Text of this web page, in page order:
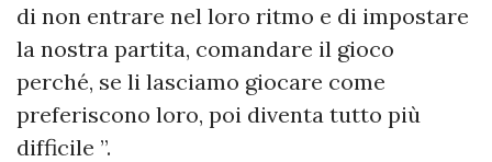
di non entrare nel loro ritmo e di impostare
la nostra partita, comandare il gioco
perché, se li lasciamo giocare come
preferiscono loro, poi diventa tutto più
difficile ”.